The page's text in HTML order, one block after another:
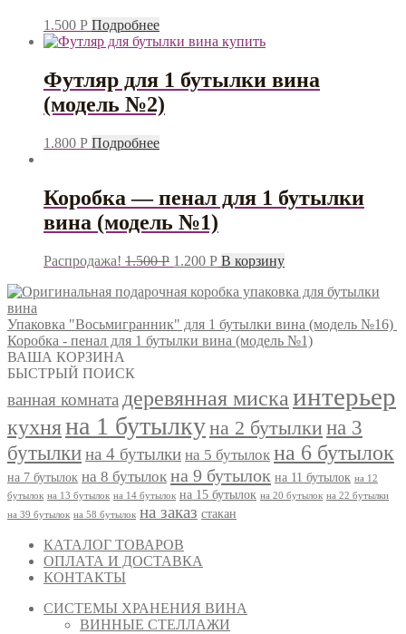
1.500 Р Подробнее
Футляр для 1 бутылки вина
(модель №2)
1.800 Р Подробнее
Коробка — пенал для 1 бутылки
вина (модель №1)
Распродажа! 1.500Р 1.200 Р В корзину
Упаковка "Восьмигранник" для 1 бутылки вина (модель №16)
Коробка - пенал для 1 бутылки вина (модель №1)
ВАША КОРЗИНА
БЫСТРЫЙ ПОИСК
ванная комната деревянная миска интерьер
кухняна 1 бутылкуна 2 бутылки на 3
бутылкина 4 бутылки на 5 бутылок на 6 бутылок
на 7 бутылок на 8 бутылок на 9 бутылок на 11 бутылок на 12
бутылок на 13 бутылок на 14 бутылок на 15 бутылок на 20 бутылок на 22 бутылки
на 39 бутылок на 58 бутылок на заказ стакан
КАТАЛОГ ТОВАРОВ
ОПЛАТА И ДОСТАВКА
КОНТАКТЫ
СИСТЕМЫ ХРАНЕНИЯ ВИНА
ВИННЫЕ СТЕЛЛАЖИ